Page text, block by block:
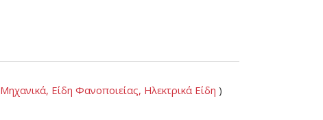
Μηχανικά, Είδη Φανοποιείας, Ηλεκτρικά Είδη )